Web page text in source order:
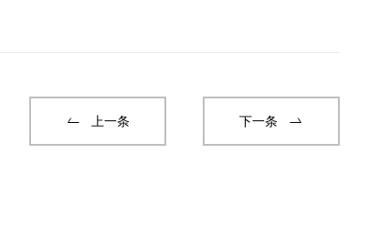
上一条 下一条